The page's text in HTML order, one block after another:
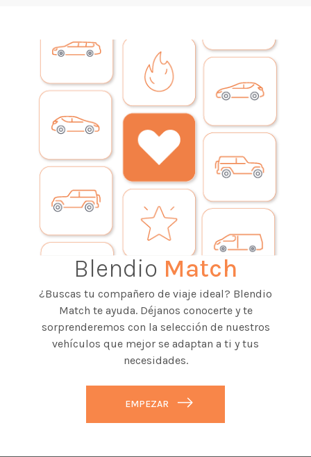
Blendio Match
¿Buscas tu compañero de viaje ideal? Blendio
Match te ayuda. Déjanos conocerte y te
sorprenderemos con la selección de nuestros
vehículos que mejor se adaptan a ti y tus
necesidades.
EMPEZAR